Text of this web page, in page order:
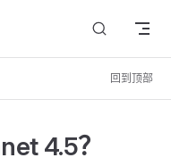
回到顶部
4.5？